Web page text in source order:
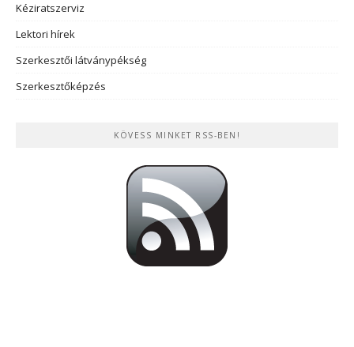
Kéziratszerviz
Lektori hírek
Szerkesztői látványpékség
Szerkesztőképzés
KÖVESS MINKET RSS-BEN!